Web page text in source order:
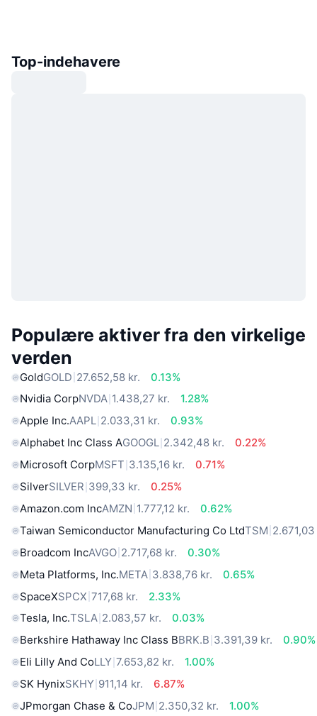
Top-indehavere
Populære aktiver fra den virkelige
verden
GoldGOLD 27.652,58 kr.
0.13%
Nvidia CorpNVDA 1.438,27 kr.
1.28%
Apple Inc.AAPL 2.033,31 kr.
0.93%
Alphabet Inc Class AGOOGL 2.342,48 kr.
0.22%
Microsoft CorpMSFT 3.135,16 kr.
0.71%
SilverSILVER 399,33 kr.
0.25%
Amazon.com IncAMZN 1.777,12 kr.
0.62%
Taiwan Semiconductor Manufacturing Co LtdTSM
Broadcom IncAVGO 2.717,68 kr.
0.30%
Meta Platforms, Inc.META 3.838,76 kr.
0.65%
SpaceXSPCX 717,68 kr.
2.33%
Tesla, Inc.TSLA 2.083,57 kr.
0.03%
Berkshire Hathaway Inc Class BBRK.B 3.391,39 kr.
0.90%
Eli Lilly And CoLLY 7.653,82 kr.
1.00%
SK HynixSKHY 911,14 kr.
6.87%
JPmorgan Chase & CoJPM 2.350,32 kr.
1.00%